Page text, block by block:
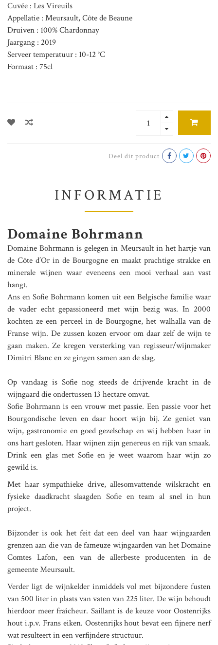
Cuvée : Les Vireuils
Appellatie : Meursault, Côte de Beaune
Druiven : 100% Chardonnay
Jaargang : 2019
Serveer temperatuur : 10-12 °C
Formaat : 75cl
Deel dit product
INFORMATIE
Domaine Bohrmann
Domaine Bohrmann is gelegen in Meursault in het hartje van
de Côte d’Or in de Bourgogne en maakt prachtige strakke en
minerale wijnen waar eveneens een mooi verhaal aan vast
hangt.
Ans en Sofie Bohrmann komen uit een Belgische familie waar
de vader echt gepassioneerd met wijn bezig was. In 2000
kochten ze een perceel in de Bourgogne, het walhalla van de
Franse wijn. De zussen kozen ervoor om daar zelf de wijn te
gaan maken. Ze kregen versterking van regisseur/wijnmaker
Dimitri Blanc en ze gingen samen aan de slag.
Op vandaag is Sofie nog steeds de drijvende kracht in de
wijngaard die ondertussen 13 hectare omvat.
Sofie Bohrmann is een vrouw met passie. Een passie voor het
Bourgondische leven en daar hoort wijn bij. Ze geniet van
wijn, gastronomie en goed gezelschap en wij hebben haar in
ons hart gesloten. Haar wijnen zijn genereus en rijk van smaak.
Drink een glas met Sofie en je weet waarom haar wijn zo
gewild is.
Met haar sympathieke drive, allesomvattende wilskracht en
fysieke daadkracht slaagden Sofie en team al snel in hun
project.
Bijzonder is ook het feit dat een deel van haar wijngaarden
grenzen aan die van de fameuze wijngaarden van het Domaine
Comtes Lafon, een van de allerbeste producenten in de
gemeente Meursault.
Verder ligt de wijnkelder inmiddels vol met bijzondere fusten
van 500 liter in plaats van vaten van 225 liter. De wijn behoudt
hierdoor meer fraîcheur. Saillant is de keuze voor Oostenrijks
hout i.p.v. Frans eiken. Oostenrijks hout bevat een fijnere nerf
wat resulteert in een verfijndere structuur.